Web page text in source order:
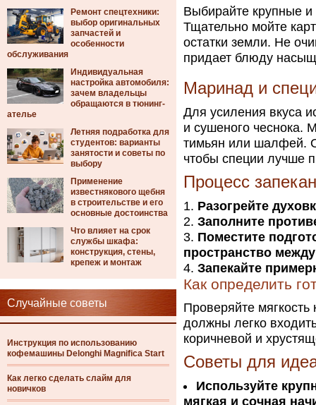
Ремонт спецтехники:
выбор оригинальных
запчастей и
особенности
обслуживания
Индивидуальная
настройка автомобиля:
зачем владельцы
обращаются в тюнинг-
ателье
Летняя подработка для
студентов: варианты
занятости и советы по
выбору
Применение
известнякового щебня
в строительстве и его
основные достоинства
Что влияет на срок
службы шкафа:
конструкция, стены,
крепеж и монтаж
Случайные советы
Инструкция по использованию
кофемашины Delonghi Magnifica Start
Как легко сделать слайм для
новичков
Выбирайте крупные
Тщательно мойте
остатки земли. Не
придает блюду
Маринад и
Для усиления вкуса
и сушеного чеснока.
тимьян или шалфей.
чтобы специи лучше
Процесс
Разогрейте
Заполните
Поместите
пространство
Запекайте
Как определить
Проверяйте
должны легко
коричневой и
Советы для
Используйте
мягкая и сочная